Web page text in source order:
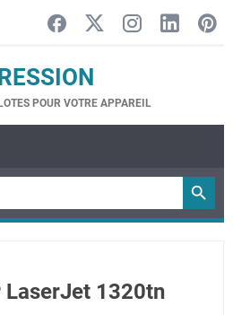
POUR VOTRE APPAREIL
LaserJet 1320tn